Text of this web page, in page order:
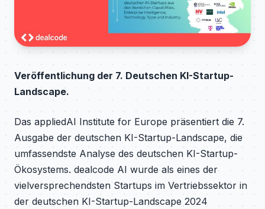
Veröffentlichung der 7. Deutschen KI-Startup-
Landscape.
Das appliedAI Institute for Europe präsentiert die 7.
Ausgabe der deutschen KI-Startup-Landscape, die
umfassendste Analyse des deutschen KI-Startup-
Ökosystems. dealcode AI wurde als eines der
vielversprechendsten Startups im Vertriebssektor in
der deutschen KI-Startup-Landscape 2024